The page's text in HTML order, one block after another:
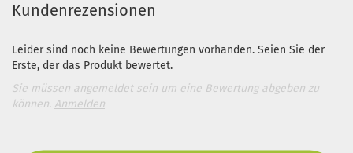
Kundenrezensionen
Leider sind noch keine Bewertungen vorhanden. Seien Sie der
Erste, der das Produkt bewertet.
Sie müssen angemeldet sein um eine Bewertung abgeben zu
können. Anmelden